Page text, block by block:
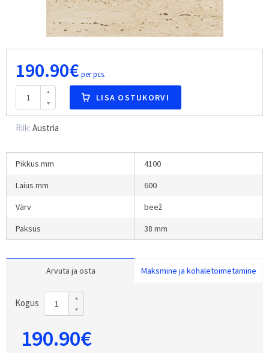
190.90€ per pcs.
LISA OSTUKORVI
Riik: Austria
Pikkus mm
4100
Laius mm
600
Värv
beež
Paksus
38 mm
Arvuta ja osta Maksmine ja kohaletoimetamine
Kogus
190.90€